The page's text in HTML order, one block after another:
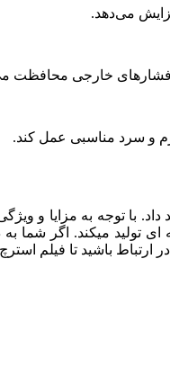
تولید میکند. اگر شما
باشید تا فیلم